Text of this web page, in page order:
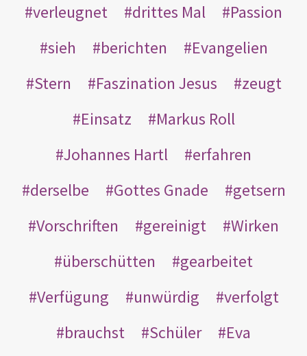
verleugnet
drittes Mal
Passion
sieh
berichten
Evangelien
Stern
Faszination Jesus
zeugt
Einsatz
Markus Roll
Johannes Hartl
erfahren
derselbe
Gottes Gnade
getsern
Vorschriften
gereinigt
Wirken
überschütten
gearbeitet
Verfügung
unwürdig
verfolgt
brauchst
Schüler
Eva